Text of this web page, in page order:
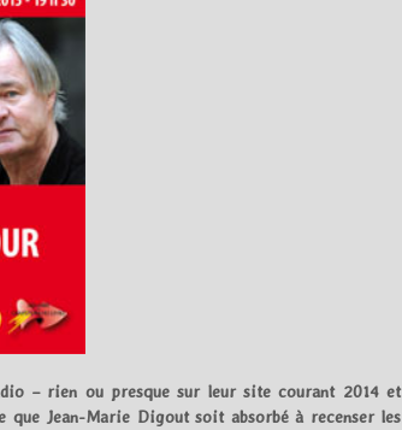
– rien ou presque sur leur site courant 2014 et
que Jean-Marie Digout soit absorbé à recenser les